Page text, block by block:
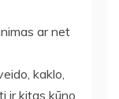
ar net
kaklo,
ir kitas kūno